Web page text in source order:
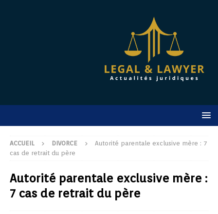
ACCUEIL DIVORCE
Autorité parentale exclusive mère : 7
cas de retrait du père
Autorité parentale exclusive mère :
7 cas de retrait du père